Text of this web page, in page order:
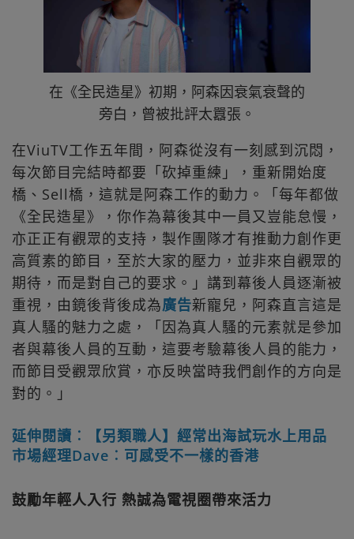
在《全民造星》初期，阿森因衰氣衰聲的
旁白，曾被批評太囂張。
在ViuTV工作五年間，阿森從沒有一刻感到沉悶，
每次節目完結時都要「砍掉重練」，重新開始度
橋、Sell橋，這就是阿森工作的動力。「每年都做
《全民造星》，你作為幕後其中一員又豈能怠慢，
亦正正有觀眾的支持，製作團隊才有推動力創作更
高質素的節目，至於大家的壓力，並非來自觀眾的
期待，而是對自己的要求。」講到幕後人員逐漸被
重視，由鏡後背後成為廣告新寵兒，阿森直言這是
真人騷的魅力之處，「因為真人騷的元素就是參加
者與幕後人員的互動，這要考驗幕後人員的能力，
而節目受觀眾欣賞，亦反映當時我們創作的方向是
對的。」
延伸閱讀︰【另類職人】經常出海試玩水上用品
市場經理Dave︰可感受不一樣的香港
鼓勵年輕人入行 熱誠為電視圈帶來活力